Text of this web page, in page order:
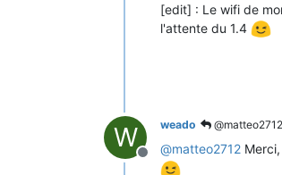
[edit] : Le wifi de
l'attente du 1.4
W
Offline
weado @matteo2712
@matteo2712